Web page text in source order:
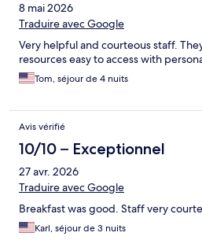
8 mai 2026
Traduire avec Google
Very helpful and courteous staff.
resources easy to access with
Tom, séjour de 4 nuits
Avis vérifié
10/10 – Exceptionnel
27 avr. 2026
Traduire avec Google
Breakfast was good. Staff very
Karl, séjour de 3 nuits